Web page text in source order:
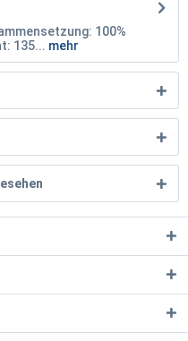
100%
135... mehr